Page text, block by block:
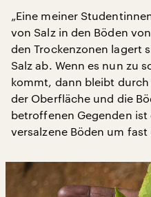
„Eine meiner
von Salz in den Böden
den Trockenzonen lagert
Salz ab. Wenn es nun zu
kommt, dann bleibt
der Oberfläche und die
betroffenen Gegenden ist
versalzene Böden um